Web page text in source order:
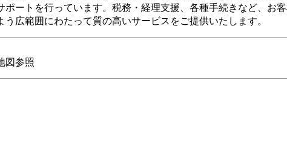
ポートを行っています。税務・経理支援、各種手続きなど、お
う広範囲にわたって質の高いサービスをご提供いたします。
図参照